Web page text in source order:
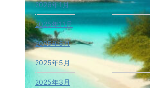
2026年1月
2025年11月
2025年8月
2025年5月
2025年3月